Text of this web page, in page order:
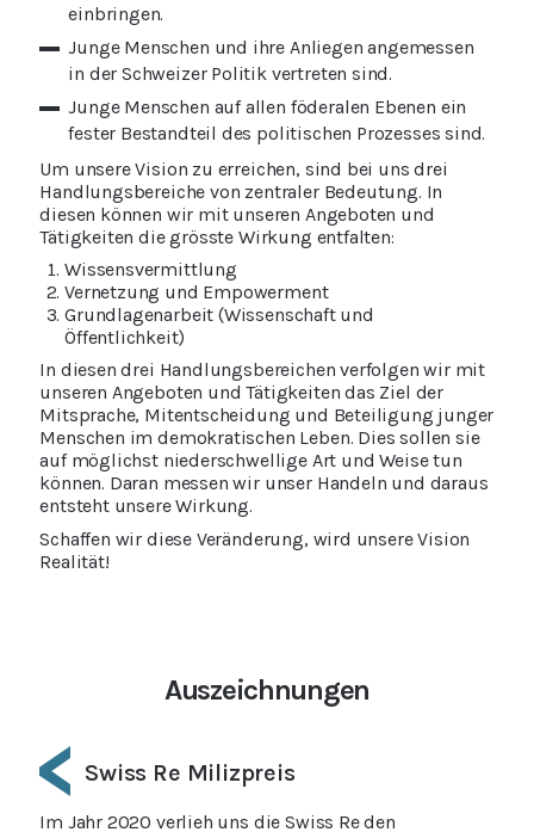
einbringen.
Junge Menschen und ihre Anliegen angemessen
in der Schweizer Politik vertreten sind.
Junge Menschen auf allen föderalen Ebenen ein
fester Bestandteil des politischen Prozesses sind.
Um unsere Vision zu erreichen, sind bei uns drei
Handlungsbereiche von zentraler Bedeutung. In
diesen können wir mit unseren Angeboten und
Tätigkeiten die grösste Wirkung entfalten:
Wissensvermittlung
Vernetzung und Empowerment
Grundlagenarbeit (Wissenschaft und
Öffentlichkeit)
In diesen drei Handlungsbereichen verfolgen wir mit
unseren Angeboten und Tätigkeiten das Ziel der
Mitsprache, Mitentscheidung und Beteiligung junger
Menschen im demokratischen Leben. Dies sollen sie
auf möglichst niederschwellige Art und Weise tun
können. Daran messen wir unser Handeln und daraus
entsteht unsere Wirkung.
Schaffen wir diese Veränderung, wird unsere Vision
Realität!
Auszeichnungen
Prix pour l'engagement citoyen
Im Jahr 2022 wurde engage.ch zusammen mit der
Swiss Re Milizpreis
Im Jahr 2020 verlieh uns die Swiss Re den
Föderalismuspreis der ch Stiftung
Im Jahr 2021 durften wir mit easyvote den mit
Prix pour l'engagement citoyen
Im Jahr 2022 wurde engage.ch zusammen mit der
Swiss Re Milizpreis
Im Jahr 2020 verlieh uns die Swiss Re den